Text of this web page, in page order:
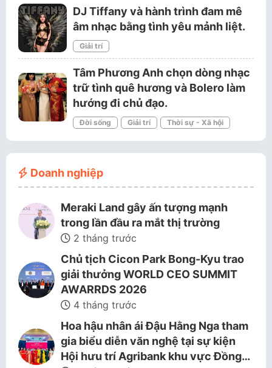
DJ Tiffany và hành trình đam mê
âm nhạc bằng tình yêu mảnh liệt.
Giải trí
Tâm Phương Anh chọn dòng nhạc
trữ tình quê hương và Bolero làm
hướng đi chủ đạo.
Đời sống Giải trí Thời sự - Xã hội
Doanh nghiệp
Meraki Land gây ấn tượng mạnh
trong lần đầu ra mắt thị trường
2 tháng trước
Chủ tịch Cicon Park Bong-Kyu trao
giải thưởng WORLD CEO SUMMIT
AWARRDS 2026
4 tháng trước
Hoa hậu nhân ái Đậu Hằng Nga tham
gia biểu diễn văn nghệ tại sự kiện
Hội hưu trí Agribank khu vực Đồng…